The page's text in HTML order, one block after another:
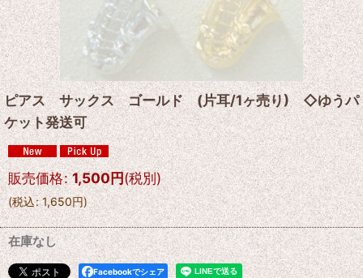
ピアス サックス ゴールド (片耳/1ヶ売り) ◇ゆうパ
ケット発送可
販売価格: 1,500円(税別)
(税込: 1,650円)
在庫なし
Facebookでシェア